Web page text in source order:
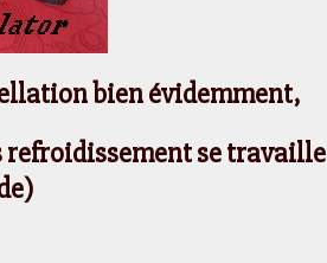
bien évidemment,
refroidissement se travaille